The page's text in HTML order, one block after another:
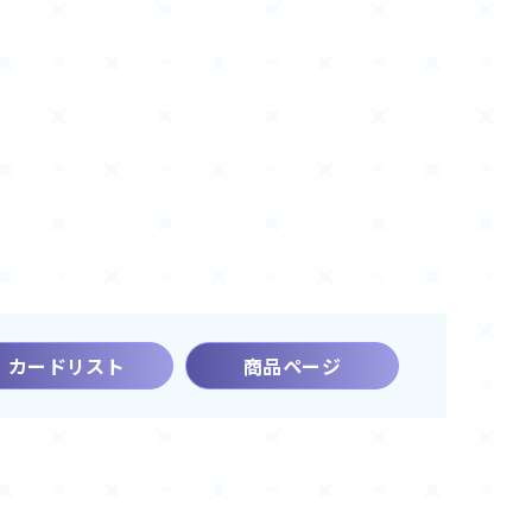
カードリスト 商品ページ